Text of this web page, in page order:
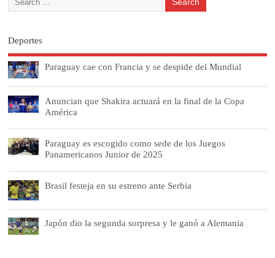
Deportes
Paraguay cae con Francia y se despide del Mundial
Anuncian que Shakira actuará en la final de la Copa
América
Paraguay es escogido como sede de los Juegos
Panamericanos Junior de 2025
Brasil festeja en su estreno ante Serbia
Japón dio la segunda sorpresa y le ganó a Alemania